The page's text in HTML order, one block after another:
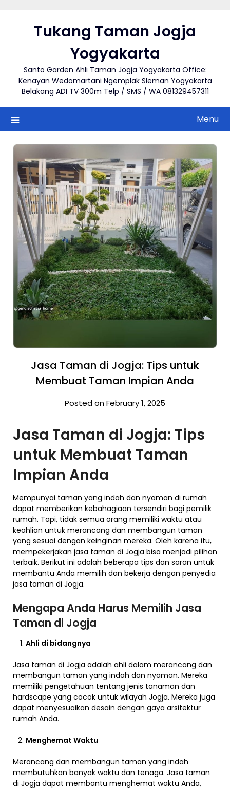
Tukang Taman Jogja
Yogyakarta
Santo Garden Ahli Taman Jogja Yogyakarta Office:
Kenayan Wedomartani Ngemplak Sleman Yogyakarta
Belakang ADI TV 300m Telp / SMS / WA 081329457311
Menu
Jasa Taman di Jogja: Tips untuk
Membuat Taman Impian Anda
Posted on February 1, 2025
Jasa Taman di Jogja: Tips
untuk Membuat Taman
Impian Anda
Mempunyai taman yang indah dan nyaman di rumah
dapat memberikan kebahagiaan tersendiri bagi pemilik
rumah. Tapi, tidak semua orang memiliki waktu atau
keahlian untuk merancang dan membangun taman
yang sesuai dengan keinginan mereka. Oleh karena itu,
mempekerjakan jasa taman di Jogja bisa menjadi pilihan
terbaik. Berikut ini adalah beberapa tips dan saran untuk
membantu Anda memilih dan bekerja dengan penyedia
jasa taman di Jogja.
Mengapa Anda Harus Memilih Jasa
Taman di Jogja
Ahli di bidangnya
Jasa taman di Jogja adalah ahli dalam merancang dan
membangun taman yang indah dan nyaman. Mereka
memiliki pengetahuan tentang jenis tanaman dan
hardscape yang cocok untuk wilayah Jogja. Mereka juga
dapat menyesuaikan desain dengan gaya arsitektur
rumah Anda.
Menghemat Waktu
Merancang dan membangun taman yang indah
membutuhkan banyak waktu dan tenaga. Jasa taman
di Jogja dapat membantu menghemat waktu Anda,